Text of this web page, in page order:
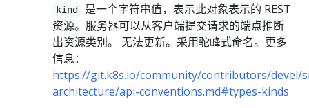
kind
是一个字符串值，表示此对象表示的 REST
资源。服务器可以从客户端提交请求的端点推断
出资源类别。 无法更新。采用驼峰式命名。更多
信息：
https://git.k8s.io/community/contributors/devel/
architecture/api-conventions.md#types-kinds